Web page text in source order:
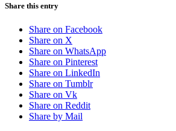
Share this entry
Share on Facebook
Share on X
Share on WhatsApp
Share on Pinterest
Share on LinkedIn
Share on Tumblr
Share on Vk
Share on Reddit
Share by Mail